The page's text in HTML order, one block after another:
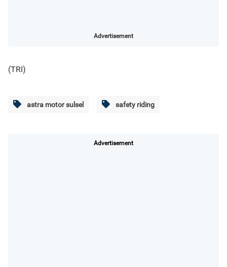
Advertisement
(TRI)
astra motor sulsel safety riding
Advertisement